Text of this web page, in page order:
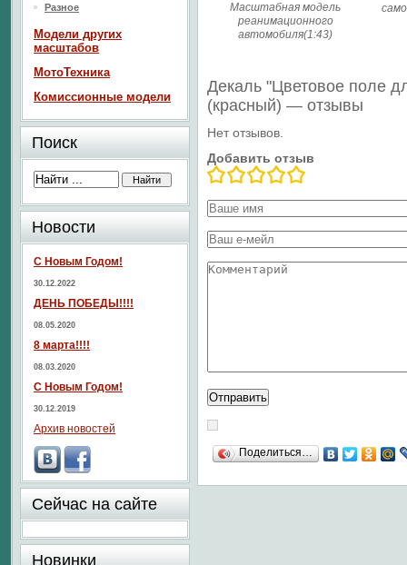
Масштабная модель
реанимационного
автомобиля(1:43)
Декаль "Цветовое поле
(красный) — отзывы
Нет отзывов.
Добавить отзыв
Поделиться…
Разное
Модели других
масштабов
МотоТехника
Комиссионные модели
Поиск
Новости
С Новым Годом!
30.12.2022
ДЕНЬ ПОБЕДЫ!!!!
08.05.2020
8 марта!!!!
08.03.2020
С Новым Годом!
30.12.2019
Архив новостей
Сейчас на сайте
Новинки